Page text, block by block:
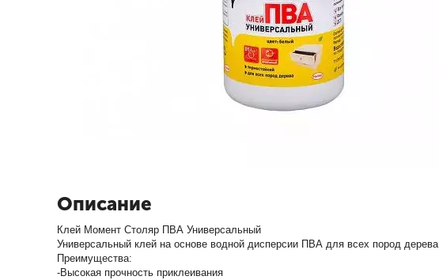
Описание
Клей Момент Столяр ПВА Универсальный
Универсальный клей на основе водной дисперсии ПВА для всех пород дерева
Преимущества:
-Высокая прочность приклеивания